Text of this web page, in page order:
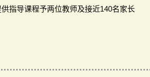
指导课程予两位教师及接近140名家长